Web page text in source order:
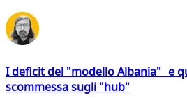
I deficit del "modello Albania" e
scommessa sugli "hub"